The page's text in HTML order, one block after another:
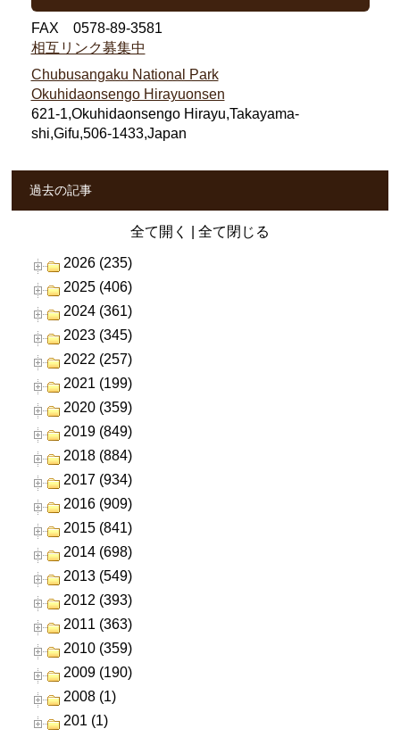
FAX 0578-89-3581
相互リンク募集中
Chubusangaku National Park
Okuhidaonsengo Hirayuonsen
621-1,Okuhidaonsengo Hirayu,Takayama-
shi,Gifu,506-1433,Japan
過去の記事
全て開く 全て閉じる
2026 (235)
2025 (406)
2024 (361)
2023 (345)
2022 (257)
2021 (199)
2020 (359)
2019 (849)
2018 (884)
2017 (934)
2016 (909)
2015 (841)
2014 (698)
2013 (549)
2012 (393)
2011 (363)
2010 (359)
2009 (190)
2008 (1)
201 (1)